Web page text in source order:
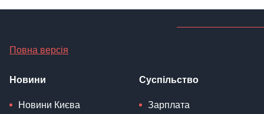
Повна версія
Новини
Новини Києва
Суспільство
Зарплата